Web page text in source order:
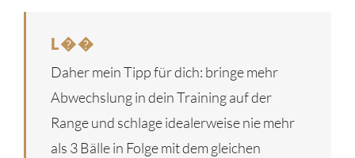
L��
Daher mein Tipp für dich: bringe mehr
Abwechslung in dein Training auf der
Range und schlage idealerweise nie mehr
als 3 Bälle in Folge mit dem gleichen